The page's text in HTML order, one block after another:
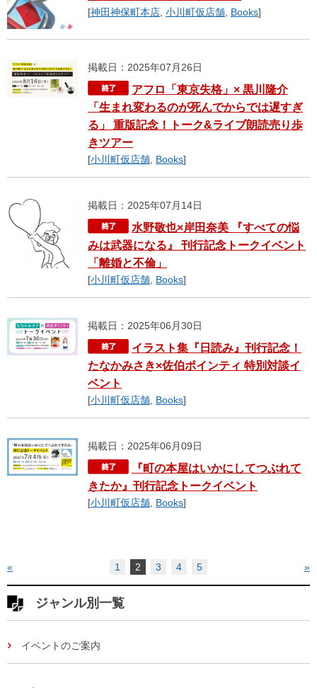
[神田神保町本店, 小川町仮店舗, Books]
掲載日：2025年07月26日
アフロ「東京失格」× 黒川隆介
「生まれ変わるのが死んでからでは遅すぎ
る」 重版記念！トーク&ライブ朗読売り歩
きツアー
[小川町仮店舗, Books]
掲載日：2025年07月14日
水野敬也×岸田奈美 『すべての悩
みは武器になる』 刊行記念トークイベント
「離婚と不倫」
[小川町仮店舗, Books]
掲載日：2025年06月30日
イラスト集『日読み』刊行記念！
たなかみさき×佐伯ポインティ 特別対談イ
ベント
[小川町仮店舗, Books]
掲載日：2025年06月09日
『町の本屋はいかにしてつぶれて
きたか』刊行記念トークイベント
[小川町仮店舗, Books]
« 1 2 3 4 5 »
ジャンル別一覧
イベントのご案内